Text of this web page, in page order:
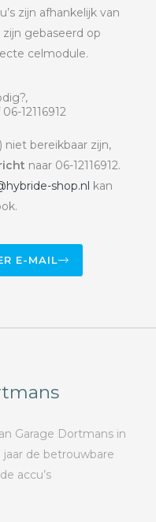
zijn afhankelijk van
gebaseerd op
celmodule.
12116912
bereikbaar zijn,
naar 06-12116912.
shop.nl kan
E-MAIL
Garage Dortmans in
de betrouwbare
accu’s